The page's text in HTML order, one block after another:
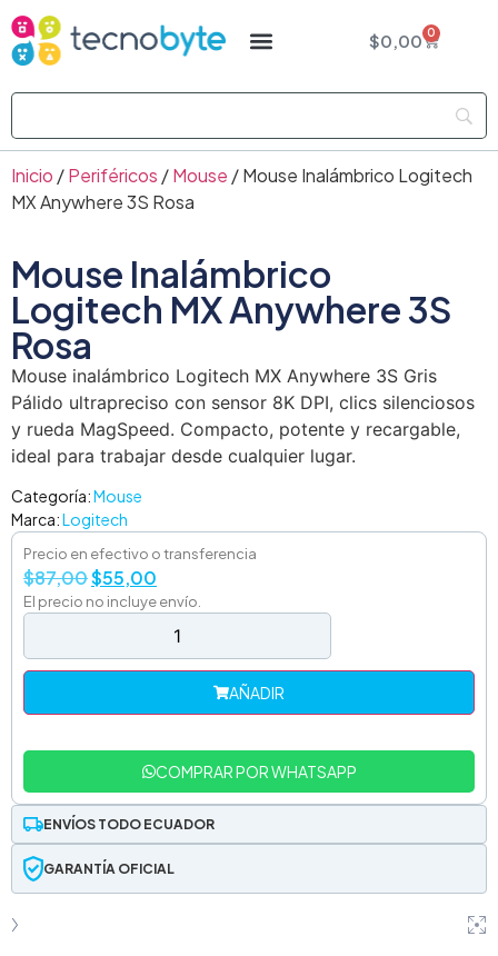
$0,00 0
Inicio /Periféricos /Mouse / Mouse Inalámbrico Logitech
MX Anywhere 3S Rosa
Mouse Inalámbrico
Logitech MX Anywhere 3S
Rosa
Mouse inalámbrico Logitech MX Anywhere 3S Gris
Pálido ultrapreciso con sensor 8K DPI, clics silenciosos
y rueda MagSpeed. Compacto, potente y recargable,
ideal para trabajar desde cualquier lugar.
Categoría:Mouse
Marca:Logitech
Precio en efectivo o transferencia
$87,00$55,00
El precio no incluye envío.
AÑADIR
COMPRAR POR WHATSAPP
ENVÍOS TODO ECUADOR
GARANTÍA OFICIAL